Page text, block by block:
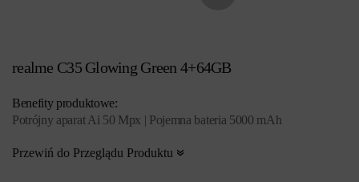
realme C35 Glowing Green 4+64GB
Benefity produktowe:
Potrójny aparat Ai 50 Mpx | Pojemna bateria 5000 mAh
Przewiń do Przeglądu Produktu